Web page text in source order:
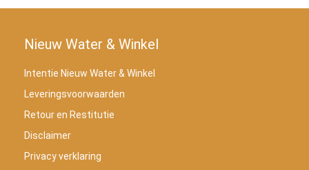
Nieuw Water & Winkel
Intentie Nieuw Water & Winkel
Leveringsvoorwaarden
Retour en Restitutie
Disclaimer
Privacy verklaring